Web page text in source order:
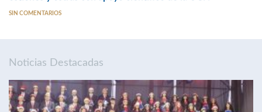
SIN COMENTARIOS
Noticias Destacadas